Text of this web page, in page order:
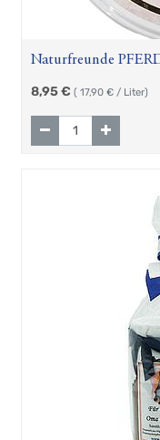
Naturfreunde
Qualität 500ml
8,95€ ( 17,90 € / Liter)